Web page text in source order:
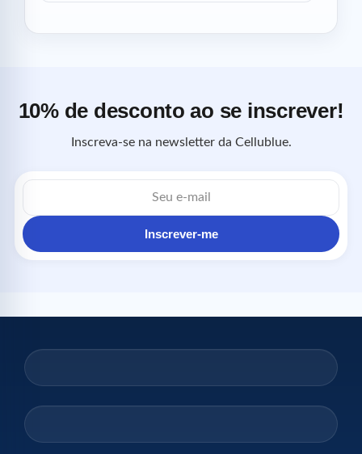
10% de desconto ao se inscrever!
Inscreva-se na newsletter da Cellublue.
Endereço
de
Inscrever-me